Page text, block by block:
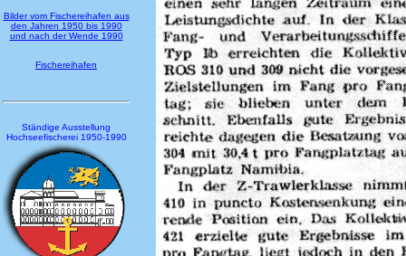
Bilder vom Fischereihafen aus
den Jahren 1950 bis 1990
und nach der Wende 1990
Fischereihafen
Ständige Ausstellung
Hochseefischerei 1950-1990